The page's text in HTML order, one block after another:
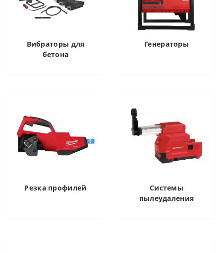
Вибраторы для
бетона
Генераторы
Резка профилей
Системы
пылеудаления